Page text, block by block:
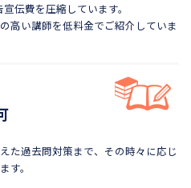
伝費を圧縮しています。
高い講師を低料金でご紹介していま
た過去問対策まで、 その時々に応じ
す。